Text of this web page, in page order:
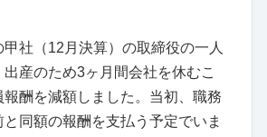
社（12月決算）の取締役の一人
出産のため3ヶ月間会社を休むこ
報酬を減額しました。当初、職務
同額の報酬を支払う予定でいま